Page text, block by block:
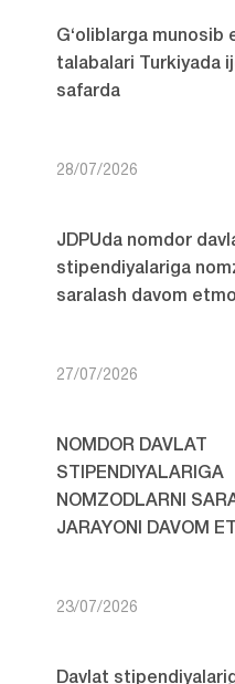
G‘oliblarga munosib
talabalari Turkiyada
safarda
28/07/2026
JDPUda nomdor
stipendiyalariga
saralash davom
27/07/2026
NOMDOR DAVLAT
STIPENDIYALARIGA
NOMZODLARNI
JARAYONI DAVOM
23/07/2026
Davlat